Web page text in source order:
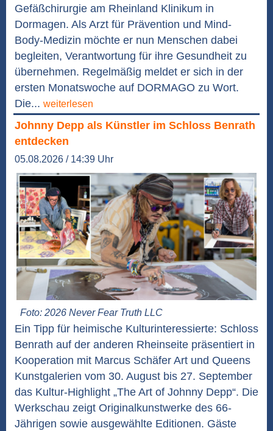
Gefäßchirurgie am Rheinland Klinikum in
Dormagen. Als Arzt für Prävention und Mind-
Body-Medizin möchte er nun Menschen dabei
begleiten, Verantwortung für ihre Gesundheit zu
übernehmen. Regelmäßig meldet er sich in der
ersten Monatswoche auf DORMAGO zu Wort.
Die... weiterlesen
Johnny Depp als Künstler im Schloss Benrath
entdecken
05.08.2026 / 14:39 Uhr
Foto: 2026 Never Fear Truth LLC
Ein Tipp für heimische Kulturinteressierte: Schloss
Benrath auf der anderen Rheinseite präsentiert in
Kooperation mit Marcus Schäfer Art und Queens
Kunstgalerien vom 30. August bis 27. September
das Kultur-Highlight „The Art of Johnny Depp“. Die
Werkschau zeigt Originalkunstwerke des 66-
Jährigen sowie ausgewählte Editionen. Gäste